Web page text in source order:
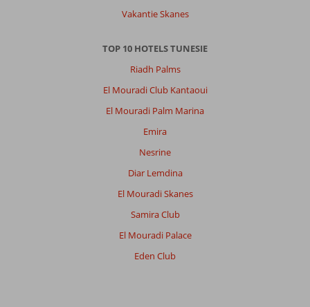
Vakantie Skanes
TOP 10 HOTELS TUNESIE
Riadh Palms
El Mouradi Club Kantaoui
El Mouradi Palm Marina
Emira
Nesrine
Diar Lemdina
El Mouradi Skanes
Samira Club
El Mouradi Palace
Eden Club